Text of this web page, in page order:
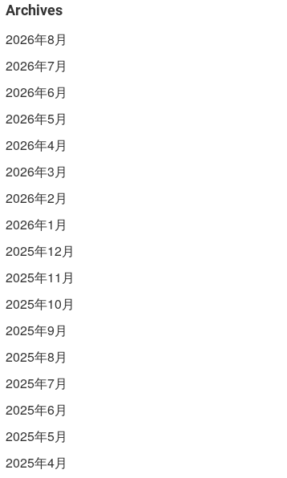
Archives
2026年8月
2026年7月
2026年6月
2026年5月
2026年4月
2026年3月
2026年2月
2026年1月
2025年12月
2025年11月
2025年10月
2025年9月
2025年8月
2025年7月
2025年6月
2025年5月
2025年4月